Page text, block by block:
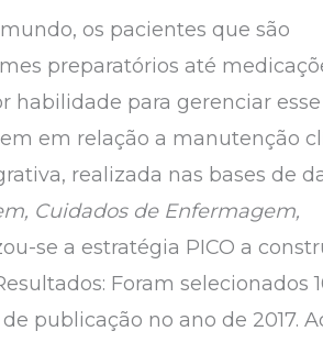
os pacientes que são
preparatórios até
habilidade para gerenciar esse
em relação a manutenção
realizada nas bases de
Cuidados de Enfermagem,
se a estratégia PICO a
Foram selecionados
publicação no ano de 2017.